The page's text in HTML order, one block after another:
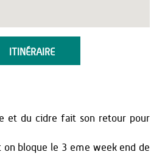
ITINÉRAIRE
et du cidre fait son retour pour
on bloque le 3 eme week end de